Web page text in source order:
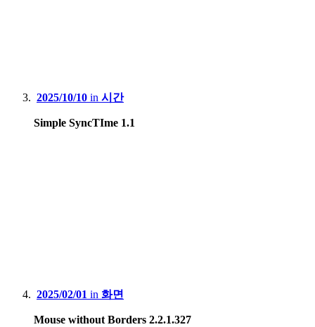
2025/10/10 in 시간
Simple SyncTIme 1.1
2025/02/01 in 화면
Mouse without Borders 2.2.1.327